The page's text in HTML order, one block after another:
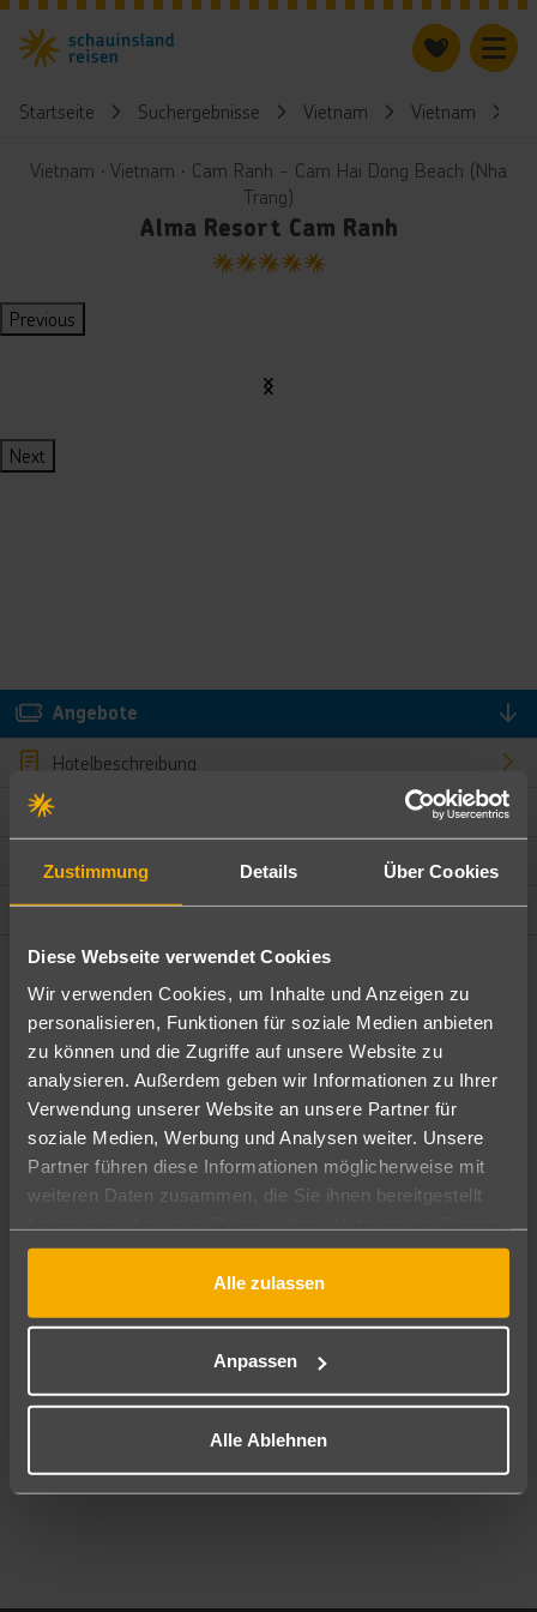
Zustimmung Details Über Cookies
Diese Webseite verwendet Cookies
Wir verwenden Cookies, um Inhalte und Anzeigen zu
personalisieren, Funktionen für soziale Medien anbieten
zu können und die Zugriffe auf unsere Website zu
analysieren. Außerdem geben wir Informationen zu Ihrer
Verwendung unserer Website an unsere Partner für
soziale Medien, Werbung und Analysen weiter. Unsere
Partner führen diese Informationen möglicherweise mit
weiteren Daten zusammen, die Sie ihnen bereitgestellt
gesammelt haben.
Alle zulassen
Anpassen
Alle Ablehnen
Startseite Suchergebnisse Vietnam Vietnam
Vietnam ∙ Vietnam ∙ Cam Ranh - Cam Hai Dong Beach (Nha
Trang)
Alma Resort Cam Ranh
5
Previous
Next
Angebote
Hotelbeschreibung
Hotelmerkmale
Bewertungen
Lage und Umgebung
Angebote filtern
Ändere die Kriterien nach deinen Wünschen
Pauschal Nur Hotel
Abflughafen
Reisezeitraum
12.08.26–10.08.27 7-21 Nächte
2 Erwachsene Keine Kinder